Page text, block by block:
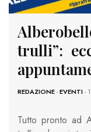
trulli”:
REDAZIONE-EVENTI-
Tutto pronto ad